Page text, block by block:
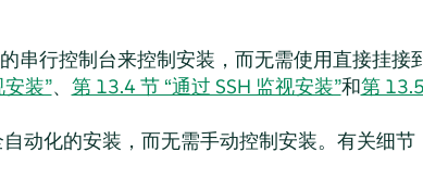
串行控制台来控制安装，而无需使用直接挂接
装”、 第 13.4 节 “通过 SSH 监视安装”和第
自动化的安装，而无需手动控制安装。有关细节